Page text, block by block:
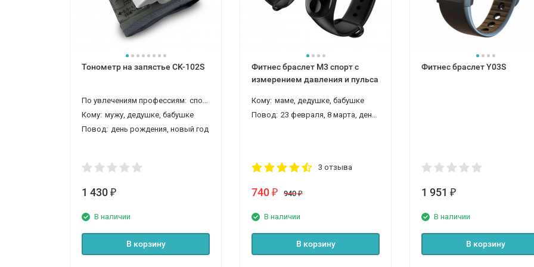
Тонометр на запястье CK-102S
По увлечениям профессиям: спортсмену, тренеру
Кому: мужу, дедушке, бабушке
Повод: день рождения, новый год
1 430 ₽
В наличии
В корзину
Фитнес браслет M3 спорт с
измерением давления и пульса
Кому: маме, дедушке, бабушке
Повод: 23 февраля, 8 марта, день рождения, новый год
3 отзыва
740 ₽ 940₽
В наличии
В корзину
Фитнес браслет Y03S
1 951 ₽
В наличии
В корзину